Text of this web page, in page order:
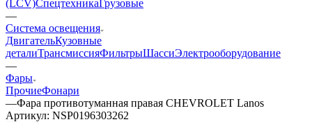
(LCV)СпецтехникаГрузовые
—
Система освещения
ДвигательКузовные
деталиТрансмиссияФильтрыШассиЭлектрооборудование
—
Фары
ПрочиеФонари
—Фара противотуманная правая CHEVROLET Lanos
Артикул: NSP0196303262